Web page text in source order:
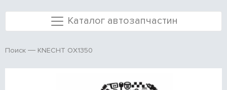
Каталог автозапчастин
Поиск KNECHT OX1350